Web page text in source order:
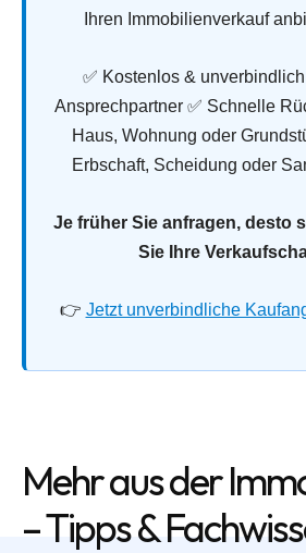
Ihren Immobilienverkauf
✅ Kostenlos &
Ansprechpartner ✅ Schnelle
Haus, Wohnung oder
Erbschaft, Scheidung oder
Je früher Sie anfragen, desto
Sie Ihre
👉 Jetzt unverbindliche
Mehr aus der
– Tipps &